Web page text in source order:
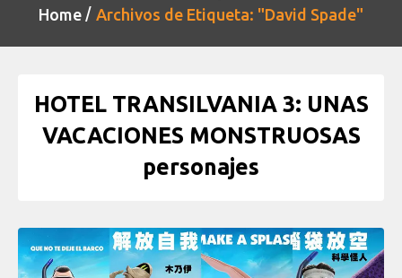
Home Archivos de Etiqueta: "David Spade"
HOTEL TRANSILVANIA 3: UNAS
VACACIONES MONSTRUOSAS
personajes